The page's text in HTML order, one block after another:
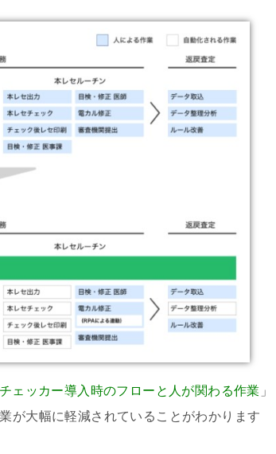
ェッカー導入時のフローと人が関わる作業 」
が大幅に軽減されていることがわかります